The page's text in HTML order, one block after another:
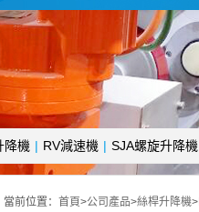
降機 | RV減速機 | SJA螺旋升降機
當前位置： 首頁>公司產品>絲桿升降機>